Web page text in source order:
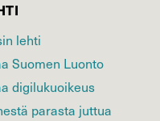
lehti
Suomen Luonto
digilukuoikeus
parasta juttua